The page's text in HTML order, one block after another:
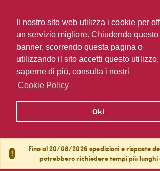
Il nostro sito web utilizza i cookie per
un servizio migliore. Chiudendo questo
banner, scorrendo questa pagina o
utilizzando il sito accetti questo
saperne di più, consulta i nostri
Cookie Policy
Ok!
!
Fino al 20/08/2026 spedizioni e risposte
potrebbero richiedere tempi più lunghi